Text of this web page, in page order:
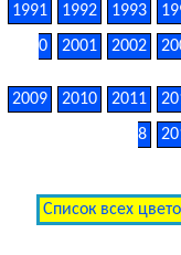
1991 1992 1993
0
2001 2002
2009 2010 2011
8
Список всех